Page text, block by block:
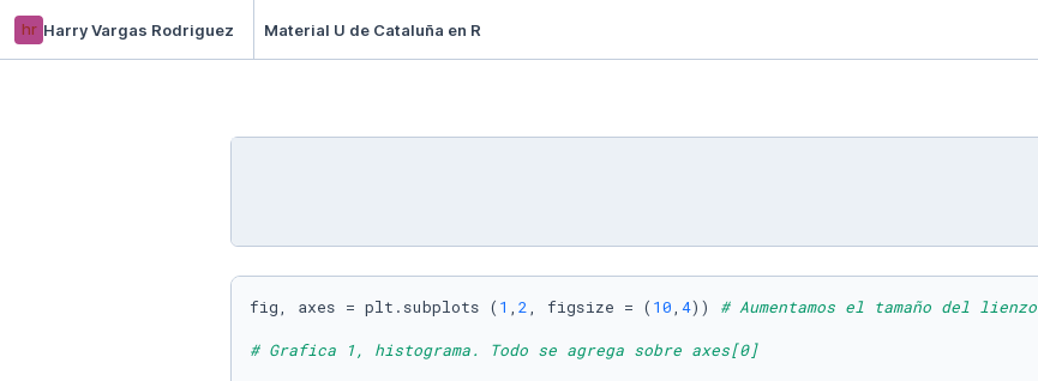
hr Harry Vargas Rodriguez Material U de Cataluña en R
fig, axes = plt.subplots ( 1 , 2, figsize = ( 10, 4)) # Aumentamos el tamaño del lienzo
# Grafica 1, histograma. Todo se agrega sobre axes[0]